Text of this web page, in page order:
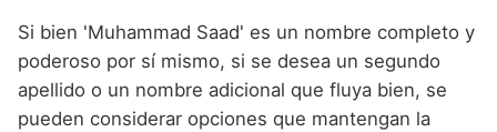
Si bien 'Muhammad Saad' es un nombre completo y
poderoso por sí mismo, si se desea un segundo
apellido o un nombre adicional que fluya bien, se
pueden considerar opciones que mantengan la